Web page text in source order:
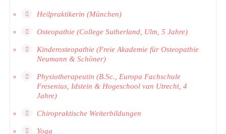
Heilpraktikerin (München)
Osteopathie (College Sutherland, Ulm, 5 Jahre)
Kinderosteopathie (Freie Akademie für Osteopathie
Neumann & Schöner)
Physiotherapeutin (B.Sc., Europa Fachschule
Fresenius, Idstein & Hogeschool van Utrecht, 4
Jahre)
Chiropraktische Weiterbildungen
Yoga